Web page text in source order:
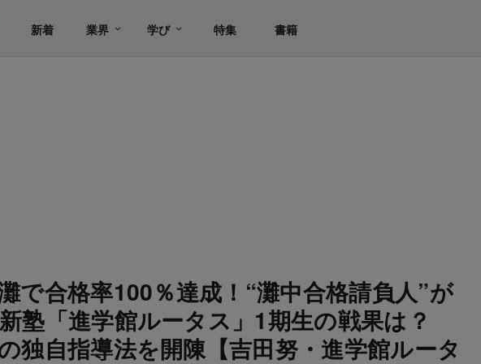
新着 業界 学び 特集 書籍
で合格率100％達成！“灘中合格請負人”が
塾「進学館ルータス」1期生の戦果は？
独自指導法を開陳【吉田努・進学館ルータ